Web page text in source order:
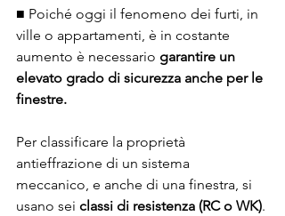
■ Poiché oggi il fenomeno dei furti, in
ville o appartamenti, è in costante
aumento è necessario garantire un
elevato grado di sicurezza anche per le
finestre.
Per classificare la proprietà
antieffrazione di un sistema
meccanico, e anche di una finestra, si
usano sei classi di resistenza (RC o WK).